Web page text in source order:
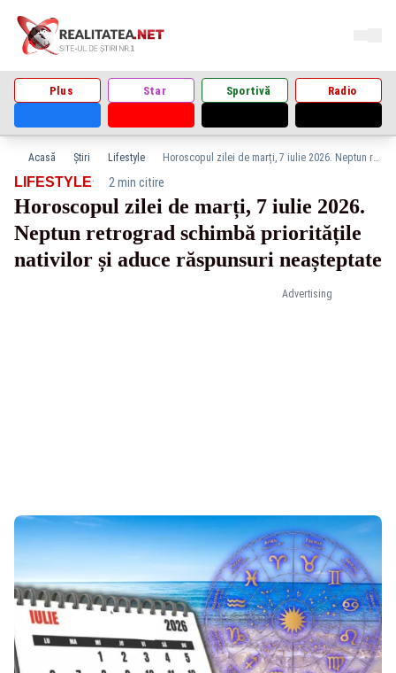
Plus Star Sportivă Radio
Acasă Știri Lifestyle Horoscopul zilei de marți, 7 iulie 2026. Neptun retrograd schimbă prioritățile nativilor și aduce răspunsuri neașteptate
Advertising
LIFESTYLE· 2 min citire
Horoscopul zilei de marți, 7 iulie 2026.
Neptun retrograd schimbă prioritățile
nativilor și aduce răspunsuri neașteptate